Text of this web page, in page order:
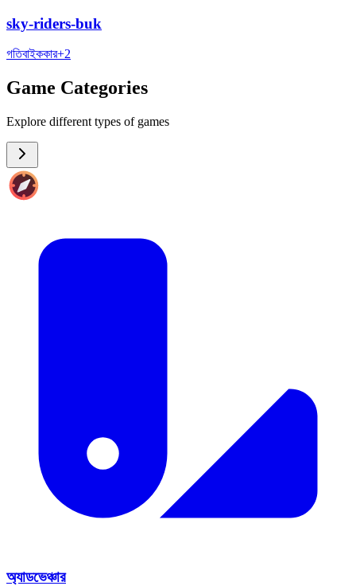
sky-riders-buk
গতিবাইককার+2
Game Categories
Explore different types of games
অ্যাডভেঞ্চার